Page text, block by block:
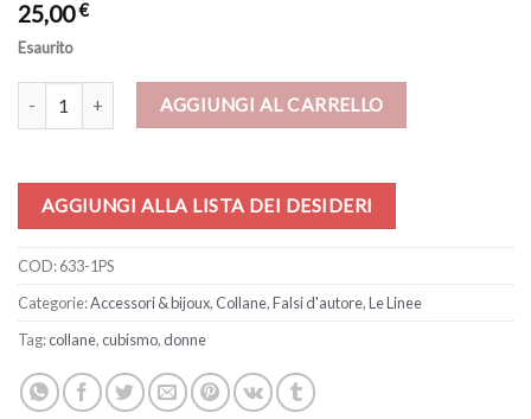
25,00€
Esaurito
Collana – Il Sogno di Picasso quantità
AGGIUNGI AL CARRELLO
AGGIUNGI ALLA LISTA DEI DESIDERI
COD:633-1PS
Categorie:Accessori & bijoux, Collane,Falsi d'autore,Le Linee
Tag:collane, cubismo, donne